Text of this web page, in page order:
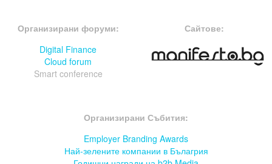
Организирани форуми:
Digital Finance
Cloud forum
Smart conference
Сайтове:
Организирани Събития:
Employer Branding Awards
Най-зелените компании в Бълагрия